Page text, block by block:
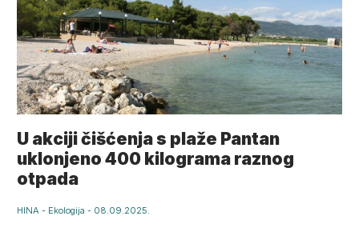
U akciji čišćenja s plaže Pantan
uklonjeno 400 kilograma raznog
otpada
HINA - Ekologija - 08.09.2025.